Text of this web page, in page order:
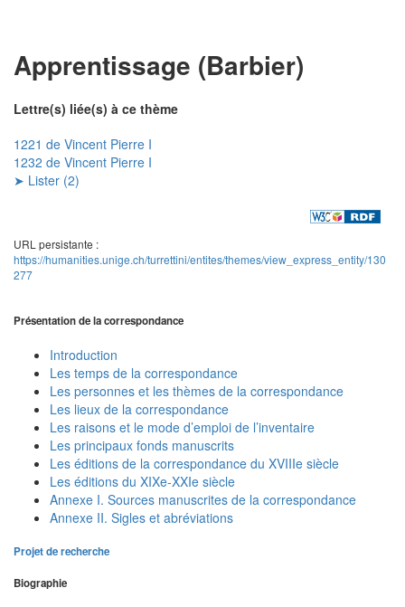
Apprentissage (Barbier)
Lettre(s) liée(s) à ce thème
1221 de Vincent Pierre I
1232 de Vincent Pierre I
➤ Lister (2)
URL persistante :
https://humanities.unige.ch/turrettini/entites/themes/view_express_entity/130
277
Présentation de la correspondance
Introduction
Les temps de la correspondance
Les personnes et les thèmes de la correspondance
Les lieux de la correspondance
Les raisons et le mode d’emploi de l’inventaire
Les principaux fonds manuscrits
Les éditions de la correspondance du XVIIIe siècle
Les éditions du XIXe-XXIe siècle
Annexe I. Sources manuscrites de la correspondance
Annexe II. Sigles et abréviations
Projet de recherche
Biographie